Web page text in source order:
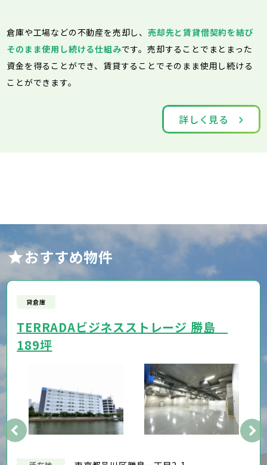
倉庫や工場などの不動産を売却し、売却先と賃貸借契約を結び
そのまま使用し続ける仕組みです。売却することでまとまった
資金を得ることができ、賃貸することでそのまま使用し続ける
ことができます。
詳しく見る
おすすめ物件
貸倉庫
TERRADAビジネスストレージ 勝島
189坪